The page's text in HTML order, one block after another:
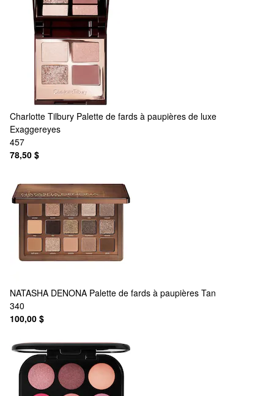
Charlotte Tilbury Palette de fards à paupières de luxe
Exaggereyes
457
78,50 $
NATASHA DENONA Palette de fards à paupières Tan
340
100,00 $